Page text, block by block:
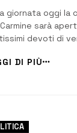
giornata oggi la
sarà
devoti di
del Carmine
DI PIÙ